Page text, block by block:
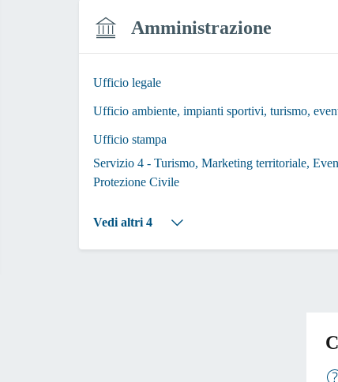
Amministrazione
Ufficio legale
Ufficio ambiente, impianti sportivi, turismo,
Ufficio stampa
Servizio 4 - Turismo, Marketing territoriale,
Protezione Civile
Vedi altri 4